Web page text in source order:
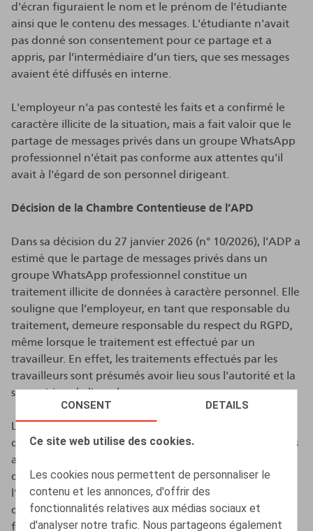
CONSENT DETAILS
Ce site web utilise des cookies.
Les cookies nous permettent de personnaliser le
contenu et les annonces, d'offrir des
fonctionnalités relatives aux médias sociaux et
d'analyser notre trafic. Nous partageons également
d'écran figuraient le nom et le prénom de l'étudiante
ainsi que le contenu des messages. L'étudiante n'avait
pas donné son consentement pour ce partage et a
appris, par l’intermédiaire d’un tiers, que ses messages
avaient été diffusés en interne.
L'employeur n'a pas contesté les faits et a confirmé le
caractère illicite de la situation, mais a fait valoir que le
partage de messages privés dans un groupe WhatsApp
professionnel n'était pas conforme aux attentes qu'il
avait à l'égard de son personnel dirigeant.
Décision de la Chambre Contentieuse de l’APD
Dans sa décision du 27 janvier 2026 (n° 10/2026), l’ADP a
estimé que le partage de messages privés dans un
groupe WhatsApp professionnel constitue un
traitement illicite de données à caractère personnel. Elle
souligne que l’employeur, en tant que responsable du
traitement, demeure responsable du respect du RGPD,
même lorsque le traitement est effectué par un
travailleur. En effet, les traitements effectués par les
travailleurs sont présumés avoir lieu sous l'autorité et la
supervision de l'employeur.
Le RGPD impose aux responsables du traitement
d’adopter des mesures techniques et organisationnelles
appropriées afin de prévenir les violations du RGPD et
de garantir le droit à la protection des données. Selon
l'ADP, de telles mesures peuvent notamment inclure,
dans ce contexte, des directives internes claires, des
formations ciblées et la sensibilisation des travailleurs à